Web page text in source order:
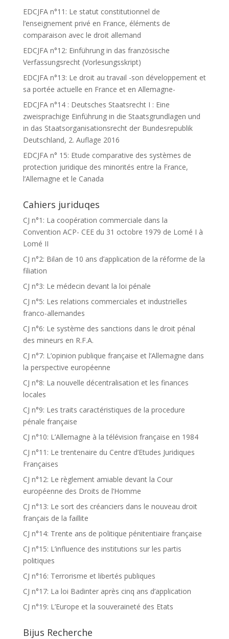
EDCJFA n°11: Le statut constitutionnel de
l’enseignement privé en France, éléments de
comparaison avec le droit allemand
EDCJFA n°12: Einführung in das französische
Verfassungsrecht (Vorlesungsskript)
EDCJFA n°13: Le droit au travail -son développement et
sa portée actuelle en France et en Allemagne-
EDCJFA n°14 : Deutsches Staatsrecht I : Eine
zweisprachige Einführung in die Staatsgrundlagen und
in das Staatsorganisationsrecht der Bundesrepublik
Deutschland, 2. Auflage 2016
EDCJFA n° 15: Etude comparative des systèmes de
protection juridique des minorités entre la France,
l’Allemagne et le Canada
Cahiers juriduqes
CJ n°1: La coopération commerciale dans la
Convention ACP- CEE du 31 octobre 1979 de Lomé I à
Lomé II
CJ n°2: Bilan de 10 ans d’application de la réforme de la
filiation
CJ n°3: Le médecin devant la loi pénale
CJ n°5: Les relations commerciales et industrielles
franco-allemandes
CJ n°6: Le système des sanctions dans le droit pénal
des mineurs en R.F.A.
CJ n°7: L’opinion publique française et l’Allemagne dans
la perspective européenne
CJ n°8: La nouvelle décentralisation et les finances
locales
CJ n°9: Les traits caractéristiques de la procedure
pénale française
CJ n°10: L’Allemagne à la télévision française en 1984
CJ n°11: Le trentenaire du Centre d’Etudes Juridiques
Françaises
CJ n°12: Le règlement amiable devant la Cour
européenne des Droits de l’Homme
CJ n°13: Le sort des créanciers dans le nouveau droit
français de la faillite
CJ n°14: Trente ans de politique pénitentiaire française
CJ n°15: L’influence des institutions sur les partis
politiques
CJ n°16: Terrorisme et libertés publiques
CJ n°17: La loi Badinter après cinq ans d’application
CJ n°19: L’Europe et la souveraineté des Etats
Bijus Recherche